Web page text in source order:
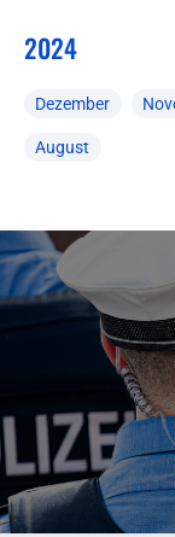
2024
Dezember
August